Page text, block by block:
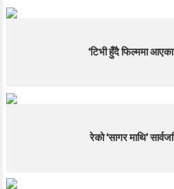
‘टिभी हुँदै फिल्ममा
रेको ‘सागर माथि’